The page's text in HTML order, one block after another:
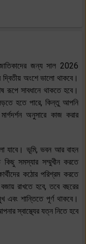
জন্য সাল 2026
অংশে ভালো থাকবে।
রূপে সাবধানে থাকতে হবে।
হতে পারে, কিন্তু আপনি
অনুসারে কাজ করার
যাবে। ভূমি, ভবন আর বাহন
কিছু সমস্যার সম্মুখীন করতে
কঠোর পরিশ্রম করতে
রাখতে হবে, তবে বছরের
এবং শান্তিতে পূর্ণ থাকবে।
স্বাস্থ্যের যত্ন নিতে হবে